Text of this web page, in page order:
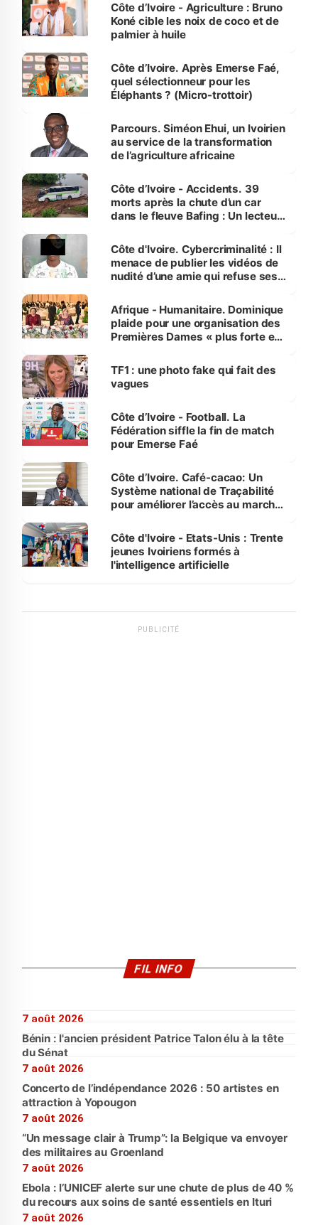
Côte d’Ivoire - Agriculture : Bruno
Koné cible les noix de coco et de
palmier à huile
Côte d’Ivoire. Après Emerse Faé,
quel sélectionneur pour les
Éléphants ? (Micro-trottoir)
Parcours. Siméon Ehui, un Ivoirien
au service de la transformation
de l’agriculture africaine
Côte d’Ivoire - Accidents. 39
morts après la chute d’un car
dans le fleuve Bafing : Un lecteur
des Transports
Côte d'Ivoire. Cybercriminalité : Il
menace de publier les vidéos de
nudité d’une amie qui refuse ses
Afrique - Humanitaire. Dominique
plaide pour une organisation des
Premières Dames « plus forte et
sur la scène internationale »
TF1 : une photo fake qui fait des
vagues
Côte d’Ivoire - Football. La
Fédération siffle la fin de match
pour Emerse Faé
Côte d’Ivoire. Café-cacao: Un
Système national de Traçabilité
pour améliorer l’accès au marché
Côte d'Ivoire - Etats-Unis : Trente
jeunes Ivoiriens formés à
l'intelligence artificielle
PUBLICITÉ
FIL INFO
7 août 2026
Bénin : l'ancien président Patrice Talon élu à la tête
du Sénat
7 août 2026
Concerto de l’indépendance 2026 : 50 artistes en
attraction à Yopougon
7 août 2026
“Un message clair à Trump”: la Belgique va envoyer
des militaires au Groenland
7 août 2026
Ebola : l’UNICEF alerte sur une chute de plus de 40 %
du recours aux soins de santé essentiels en Ituri
7 août 2026